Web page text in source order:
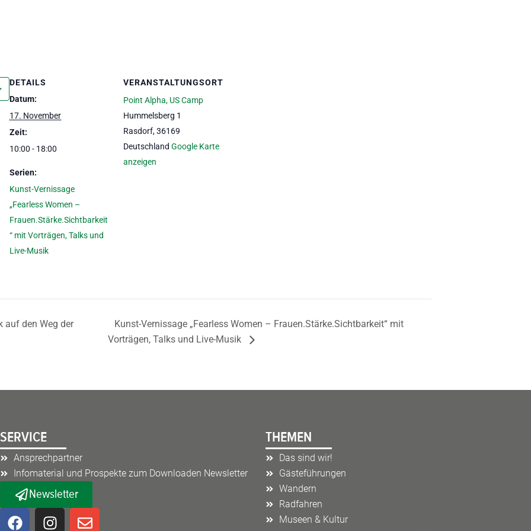
DETAILS
Datum:
17. November
Zeit:
10:00 - 18:00
Serien:
Kunst-Vernissage
„Fearless Women –
Frauen.Stärke.Sichtbarkeit
“ mit Vorträgen, Talks und
Live-Musik
VERANSTALTUNGSORT
Point Alpha, US Camp
Hummelsberg 1
Rasdorf,36169
Deutschland Google Karte
anzeigen
auf den Weg der
Kunst-Vernissage „Fearless Women – Frauen.Stärke.Sichtbarkeit“ mit
Vorträgen, Talks und Live-Musik
SERVICE
Ansprechpartner
Infomaterial und Prospekte zum Downloaden Newsletter
Newsletter
F
I
E
THEMEN
Das sind wir!
Gästeführungen
Wandern
Radfahren
Museen & Kultur